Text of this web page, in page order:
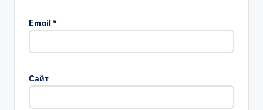
Email *
Сайт